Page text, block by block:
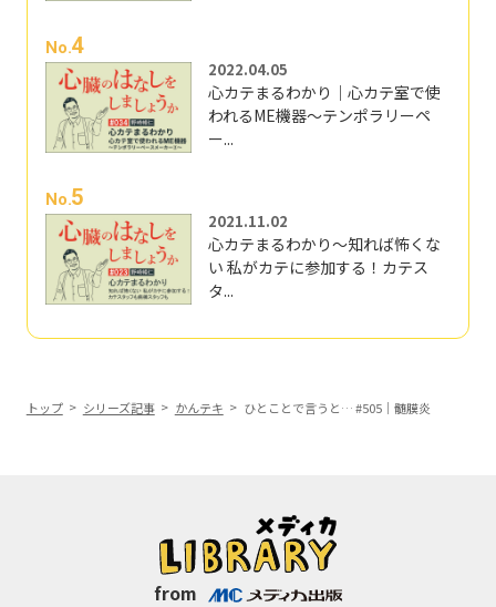
No.4
2022.04.05
心カテまるわかり｜心カテ室で使
われるME機器～テンポラリーペ
ー...
No.5
2021.11.02
心カテまるわかり～知れば怖くな
い 私がカテに参加する！カテス
タ...
トップ シリーズ記事 かんテキ ひとことで言うと… #505｜髄膜炎
from